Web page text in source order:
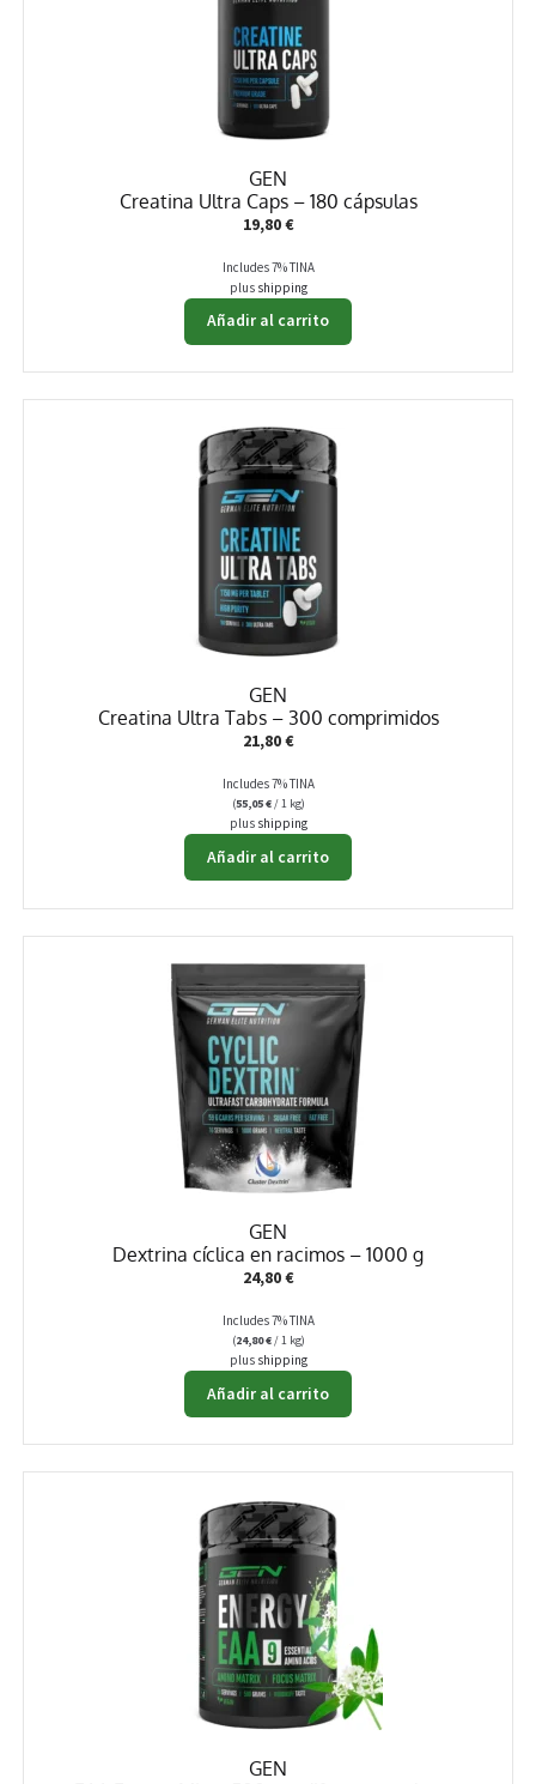
GEN
Creatina Ultra Caps – 180 cápsulas
19,80€
Includes 7% TINA
plus shipping
Añadir al carrito
GEN
Creatina Ultra Tabs – 300 comprimidos
21,80€
Includes 7% TINA
(55,05€/ 1 kg)
plus shipping
Añadir al carrito
GEN
Dextrina cíclica en racimos – 1000 g
24,80€
Includes 7% TINA
(24,80€/ 1 kg)
plus shipping
Añadir al carrito
GEN